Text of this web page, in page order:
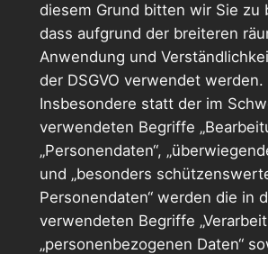
diesem Grund bitten wir Sie zu
dass aufgrund der breiteren
Anwendung und
der DSGVO verwendet werden.
Insbesondere statt der im
verwendeten Begriffe
„Personendaten“,
und „besonders
Personendaten“ werden die in
verwendeten Begriffe
„personenbezogenen Daten“